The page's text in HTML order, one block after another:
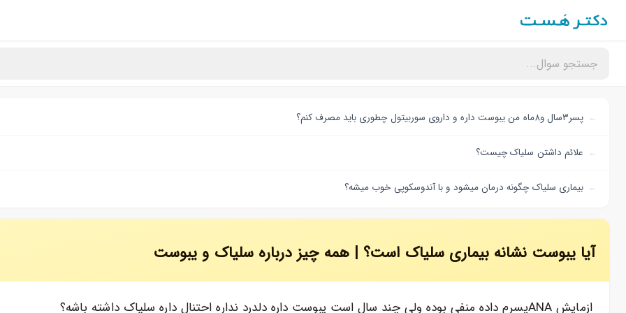
پسر۳سال و۸ماه من یبوست داره و داروی سوربیتول چطوری باید مصرف کنم؟
علائم داشتن سلیاک چیست؟
بیماری سلیاک چگونه درمان میشود و با آندوسکوپی خوب میشه؟
آیا یبوست نشانه بیماری سلیاک است؟ | همه چیز درباره سلیاک و یبوست
ازمایش ANAپسرم داده منفی بوده ولی چند سال است یبوست داره دلدرد نداره احتنال داره سلیاک داشته باشه؟